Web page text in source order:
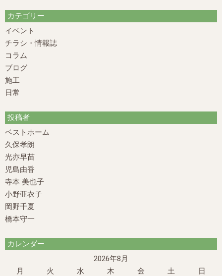
カテゴリー
イベント
チラシ・情報誌
コラム
ブログ
施工
日常
投稿者
ベストホーム
久保孝朗
光亦早苗
児島由香
寺本 美也子
小野亜衣子
岡野千夏
橋本守一
カレンダー
2026年8月
月
火 水 木 金 土
日